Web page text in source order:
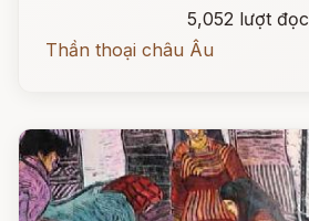
5,052 lượt đọc
Thần thoại châu Âu